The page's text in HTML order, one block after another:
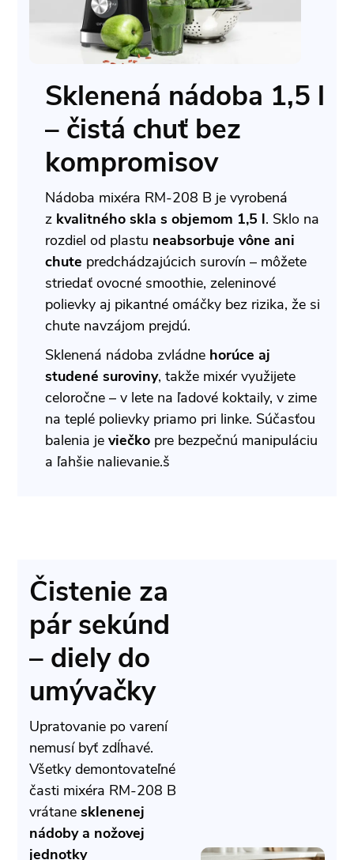
Sklenená nádoba 1,5 l
– čistá chuť bez
kompromisov
Nádoba mixéra RM-208 B je vyrobená
z kvalitného skla s objemom 1,5 l. Sklo na
rozdiel od plastu neabsorbuje vône ani
chute predchádzajúcich surovín – môžete
striedať ovocné smoothie, zeleninové
polievky aj pikantné omáčky bez rizika, že si
chute navzájom prejdú.
Sklenená nádoba zvládne horúce aj
studené suroviny, takže mixér využijete
celoročne – v lete na ľadové koktaily, v zime
na teplé polievky priamo pri linke. Súčasťou
balenia je viečko pre bezpečnú manipuláciu
a ľahšie nalievanie.š
Čistenie za
pár sekúnd
– diely do
umývačky
Upratovanie po varení
nemusí byť zdĺhavé.
Všetky demontovateľné
časti mixéra RM-208 B
vrátane sklenenej
nádoby a nožovej
jednotky